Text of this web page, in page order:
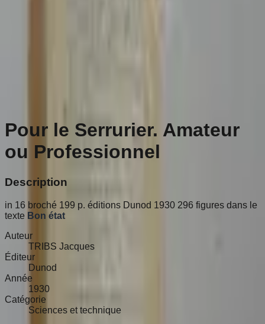
Pour le Serrurier. Amateur
ou Professionnel
Description
in 16 broché 199 p. éditions Dunod 1930 296 figures dans le
texte Bon état
Auteur
TRIBS Jacques
Éditeur
Dunod
Année
1930
Catégorie
Sciences et technique